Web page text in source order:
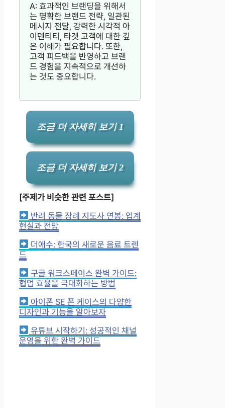
A: 효과적인 브랜딩을 위해서
는 명확한 브랜드 전략, 일관된
메시지 전달, 강력한 시각적 아
이덴티티, 타겟 고객에 대한 깊
은 이해가 필요합니다. 또한,
고객 피드백을 반영하고 브랜
드 경험을 지속적으로 개선하
는 것도 중요합니다.
조금 더 자세히 보기 1
조금 더 자세히 보기 2
[주제가 비슷한 관련 포스트]
반려 동물 장례 지도사 연봉: 업계
현실과 전망
더애수: 한국의 새로운 음료 트렌
드
구글 워크스페이스 완벽 가이드:
협업 효율을 극대화하는 방법
아이폰 SE 폰 케이스의 다양한
디자인과 기능을 알아보자
유튜브 시작하기: 성공적인 채널
운영을 위한 완벽 가이드